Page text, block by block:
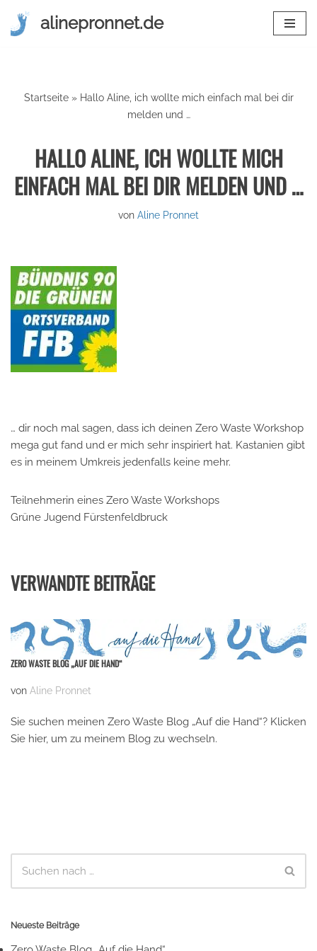
Zum
alinepronnet.de
Startseite» Hallo Aline, ich wollte mich einfach mal bei dir
melden und …
HALLO ALINE, ICH WOLLTE MICH
EINFACH MAL BEI DIR MELDEN UND …
von Aline Pronnet
… dir noch mal sagen, dass ich deinen Zero Waste Workshop
mega gut fand und er mich sehr inspiriert hat. Kastanien gibt
es in meinem Umkreis jedenfalls keine mehr.
Teilnehmerin eines Zero Waste Workshops
Grüne Jugend Fürstenfeldbruck
VERWANDTE BEITRÄGE
ZERO WASTE BLOG „AUF DIE HAND“
von Aline Pronnet
Sie suchen meinen Zero Waste Blog „Auf die Hand“? Klicken
Sie hier, um zu meinem Blog zu wechseln.
Neueste Beiträge